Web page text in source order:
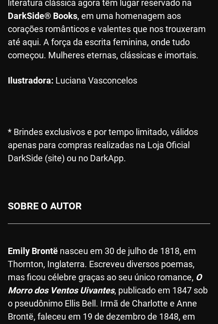
literatura clássica agora têm lugar reservado na
DarkSide® Books, em uma homenagem aos
corações românticos e valentes que nos trouxeram
até aqui. A força da escrita feminina, onde tudo
começou. Mulheres eternas, clássicas e imortais.
Ilustradora: Luciana Vasconcelos
* Brindes exclusivos e por tempo limitado, válidos
apenas para compras realizadas na Loja Oficial
DarkSide (site) ou no DarkApp.
SOBRE O AUTOR
Emily Brontë nasceu em 30 de julho de 1818, em
Thornton, Inglaterra. Escreveu diversos poemas,
mas ficou célebre graças ao seu único romance, O
Morro dos Ventos Uivantes, publicado em 1847 sob
o pseudônimo Ellis Bell. Irmã de Charlotte e Anne
Brontë, faleceu em 19 de dezembro de 1848, em